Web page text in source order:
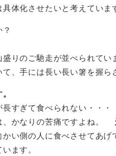
体化させたいと考えていま
りのご馳走が並べられてい
、手には長い長い箸を握ら
すぎて食べられない・・・
、かなりの苦痛ですよね。
い側の人に食べさせてあげ
ます。